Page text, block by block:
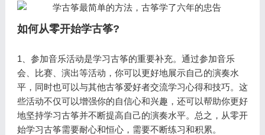
如何从零开始学古筝?
1、参加音乐活动是学习古筝的重要补充。通过参加音乐
会、比赛、演出等活动，你可以更好地展示自己的演奏水
平，同时也可以与其他古筝爱好者交流学习心得和技巧。这
些活动不仅可以增强你的自信心和兴趣，还可以帮助你更好
地坚持学习古筝并不断提高自己的演奏水平。总之，从零开
始学习古筝需要耐心和恒心，需要不断练习和积累。